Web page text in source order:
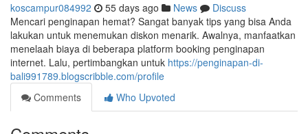
koscampur084992 55 days ago News
Discuss
Mencari penginapan hemat? Sangat banyak tips yang bisa Anda
lakukan untuk menemukan diskon menarik. Awalnya, manfaatkan
menelaah biaya di beberapa platform booking penginapan
internet. Lalu, pertimbangkan untuk https://penginapan-di-
bali991789.blogscribble.com/profile
Comments
Who Upvoted